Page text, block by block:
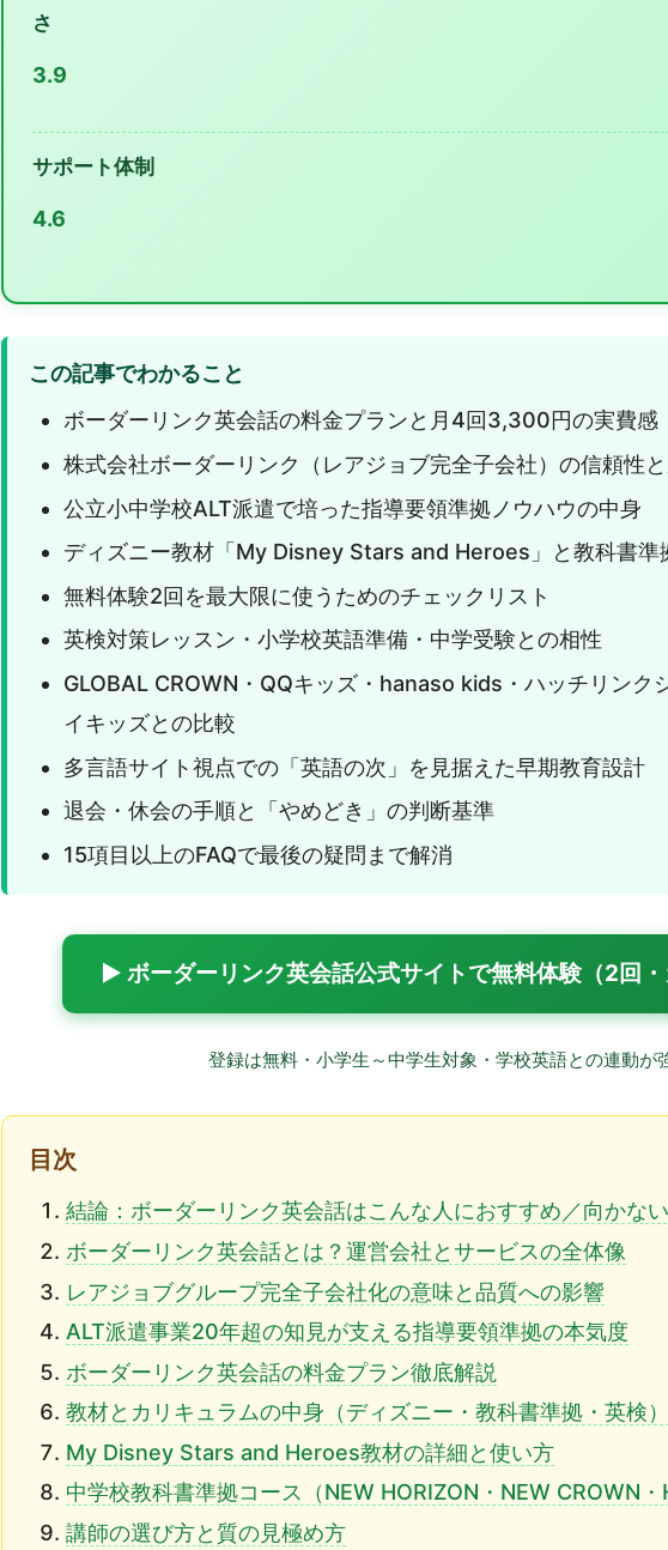
さ
3.9
サポート体制
4.6
この記事でわかること
ボーダーリンク英会話の料金プランと月4回3,300円の実費感
株式会社ボーダーリンク（レアジョブ完全子会社）の信頼性
公立小中学校ALT派遣で培った指導要領準拠ノウハウの中身
ディズニー教材「My Disney Stars and Heroes」と教科書準
無料体験2回を最大限に使うためのチェックリスト
英検対策レッスン・小学校英語準備・中学受験との相性
GLOBAL CROWN・QQキッズ・hanaso kids・ハッチリンク
イキッズとの比較
多言語サイト視点での「英語の次」を見据えた早期教育設計
退会・休会の手順と「やめどき」の判断基準
15項目以上のFAQで最後の疑問まで解消
▶ ボーダーリンク英会話公式サイトで無料体験（2回・
登録は無料・小学生～中学生対象・学校英語との連動が
目次
結論：ボーダーリンク英会話はこんな人におすすめ／向かな
ボーダーリンク英会話とは？運営会社とサービスの全体像
レアジョブグループ完全子会社化の意味と品質への影響
ALT派遣事業20年超の知見が支える指導要領準拠の本気度
ボーダーリンク英会話の料金プラン徹底解説
教材とカリキュラムの中身（ディズニー・教科書準拠・英検）
My Disney Stars and Heroes教材の詳細と使い方
中学校教科書準拠コース（NEW HORIZON・NEW CROWN・
講師の選び方と質の見極め方